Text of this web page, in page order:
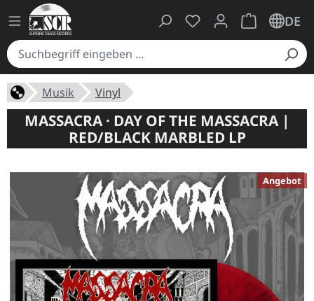
Du hast 0 Produkte
Warenkorb
DE
Musik Vinyl
MASSACRA · DAY OF THE MASSACRA |
RED/BLACK MARBLED LP
Angebot